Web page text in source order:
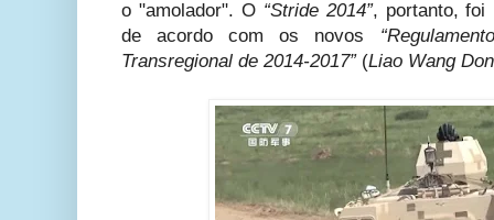
o "amolador". O “Stride 2014”, portanto, foi
de acordo com os novos
Transregional de 2014-2017”(Liao Wang